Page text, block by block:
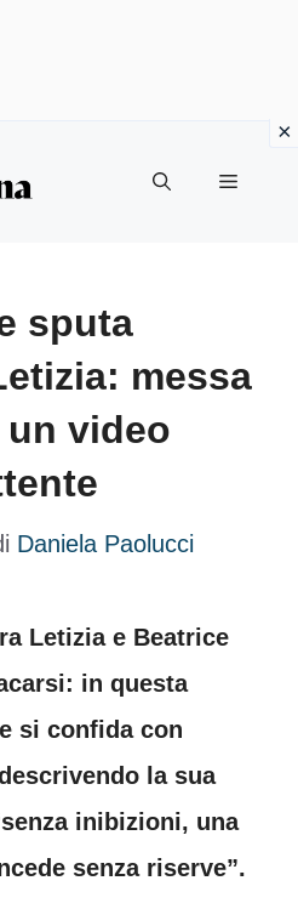
Menu
sputa
messa
video
Daniela Paolucci
Letizia e Beatrice
in questa
si confida con
la sua
inibizioni, una
senza riserve”.